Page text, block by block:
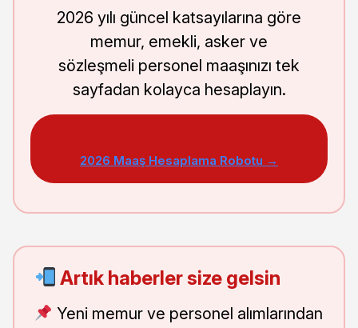
2026 yılı güncel katsayılarına göre
memur, emekli, asker ve
sözleşmeli personel maaşınızı tek
sayfadan kolayca hesaplayın.
2026 Maaş Hesaplama Robotu →
Artık haberler size gelsin
Yeni memur ve personel alımlarından